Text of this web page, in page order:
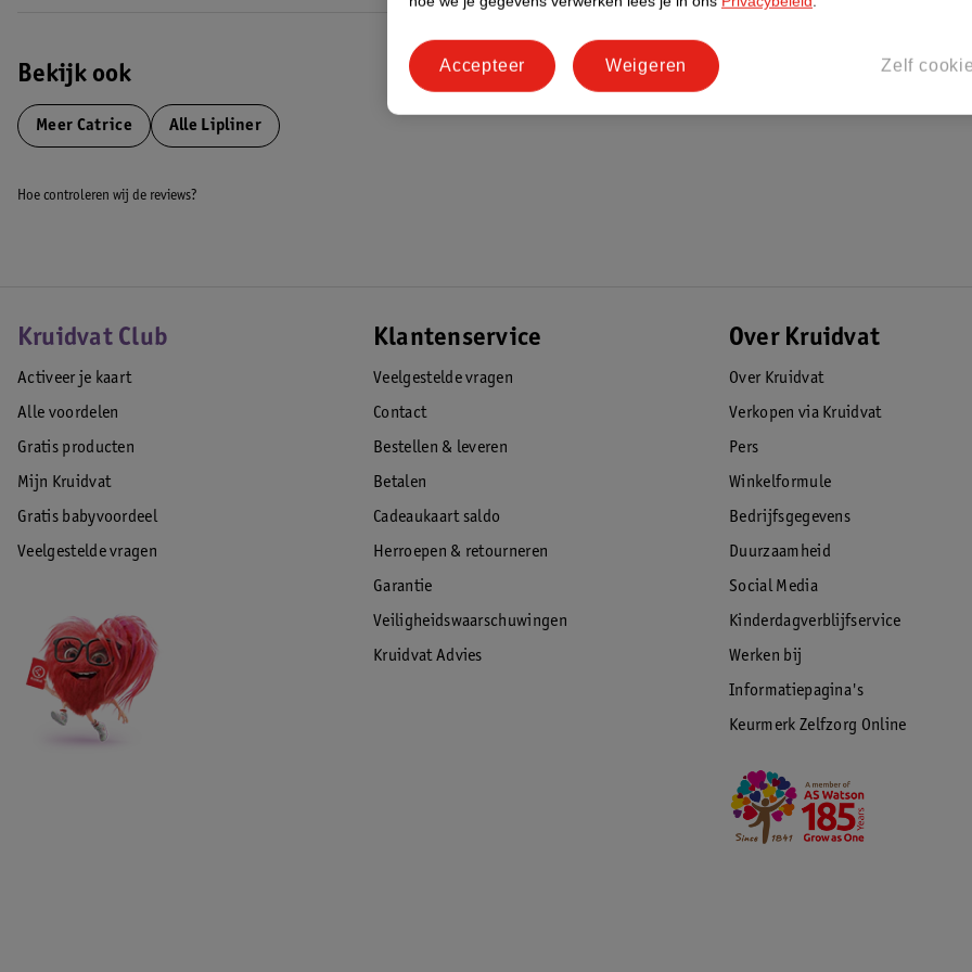
Bekijk ook
Meer Catrice Alle Lipliner
Hoe controleren wij de reviews?
Kruidvat Club
Activeer je kaart
Alle voordelen
Gratis producten
Mijn Kruidvat
Gratis babyvoordeel
Veelgestelde vragen
Klantenservice
Veelgestelde vragen
Contact
Bestellen & leveren
Betalen
Cadeaukaart saldo
Herroepen & retourneren
Garantie
Veiligheidswaarschuwingen
Kruidvat Advies
Over Kruidvat
Over Kruidvat
Verkopen via Kruidvat
Pers
Winkelformule
Bedrijfsgegevens
Duurzaamheid
Social Media
Kinderdagverblijfservice
Werken bij
Informatiepagina's
Keurmerk Zelfzorg Online
Zelf
Weigeren
Accepteer